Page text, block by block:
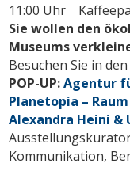
11:00 Uhr
Sie wollen den
Museums
Besuchen Sie in
POP-UP:Agentur
Planetopia –
Alexandra Heini &
Kommunikation,